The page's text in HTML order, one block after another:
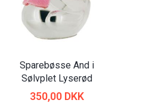
Sparebøsse And i
Sølvplet Lyserød
350,00 DKK